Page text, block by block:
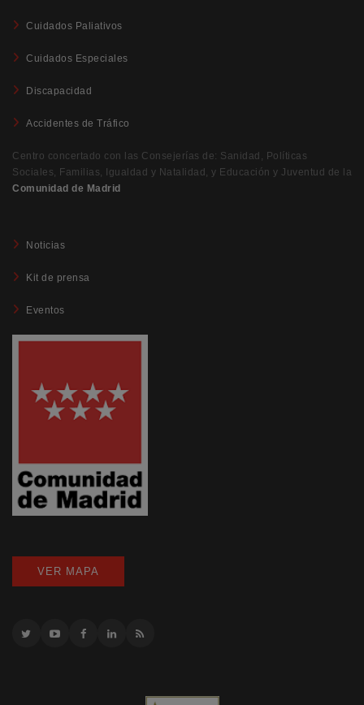
Cuidados Paliativos
Cuidados Especiales
Discapacidad
Accidentes de Tráfico
Centro concertado con las Consejerías de: Sanidad, Políticas
Sociales, Familias, Igualdad y Natalidad, y Educación y Juventud de la
Comunidad de Madrid
Noticias
Kit de prensa
Eventos
VER MAPA